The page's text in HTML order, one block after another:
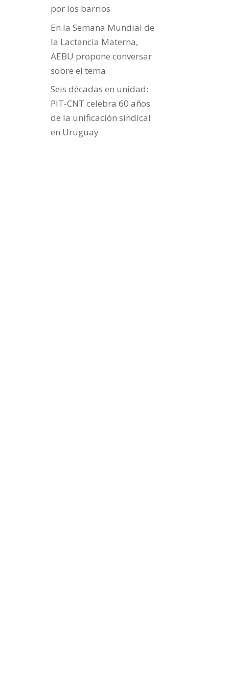
por los barrios
En la Semana Mundial de
la Lactancia Materna,
AEBU propone conversar
sobre el tema
Seis décadas en unidad:
PIT-CNT celebra 60 años
de la unificación sindical
en Uruguay